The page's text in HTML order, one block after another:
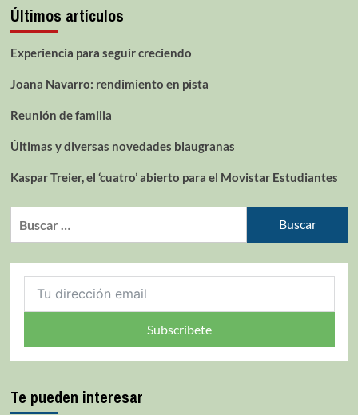
Últimos artículos
Experiencia para seguir creciendo
Joana Navarro: rendimiento en pista
Reunión de familia
Últimas y diversas novedades blaugranas
Kaspar Treier, el ‘cuatro’ abierto para el Movistar Estudiantes
Subscríbete
Te pueden interesar